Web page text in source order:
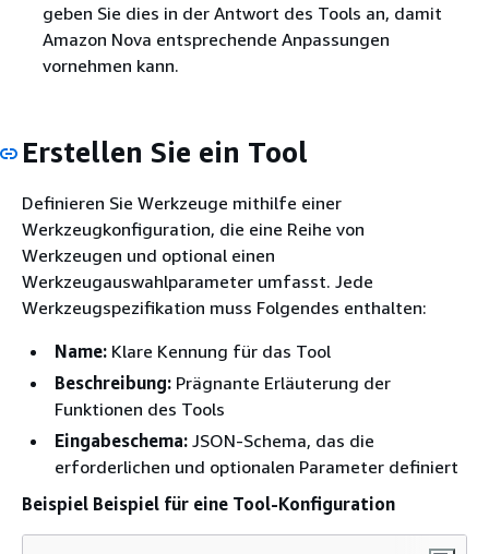
geben Sie dies in der Antwort des Tools an, damit
Amazon Nova entsprechende Anpassungen
vornehmen kann.
Erstellen Sie ein Tool
Definieren Sie Werkzeuge mithilfe einer
Werkzeugkonfiguration, die eine Reihe von
Werkzeugen und optional einen
Werkzeugauswahlparameter umfasst. Jede
Werkzeugspezifikation muss Folgendes enthalten:
Name: Klare Kennung für das Tool
Beschreibung: Prägnante Erläuterung der
Funktionen des Tools
Eingabeschema: JSON-Schema, das die
erforderlichen und optionalen Parameter definiert
Beispiel Beispiel für eine Tool-Konfiguration